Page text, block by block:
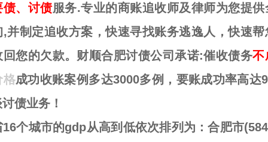
债、讨债服务.专业的商账追收师及律师为您提供
,并制定追收方案，快速寻找账务逃逸人，快速帮
回您的欠款。财顺合肥讨债公司承诺:催收债务不
格成功收账案例多达3000多例，要账成功率高达
债业务！
个城市的gdp从高到低依次排列为：合肥市